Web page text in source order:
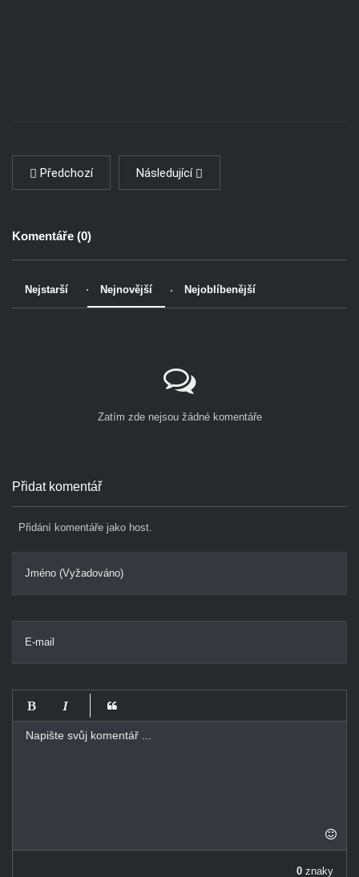
Předchozí Následující
Komentáře (0)
Nejstarší Nejnovější Nejoblíbenější
Zatím zde nejsou žádné komentáře
Přidat komentář
Přidání komentáře jako host.
Jméno (Vyžadováno)
E-mail
-
-
0 znaky